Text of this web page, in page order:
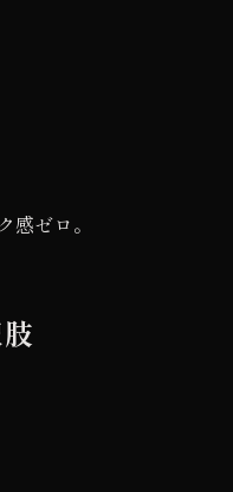
感ゼロ。